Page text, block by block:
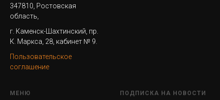
347810, Ростовская
область,
г. Каменск-Шахтинский, пр.
К. Маркса, 28, кабинет № 9.
Пользовательское
соглашение
МЕНЮ ПОДПИСКА НА НОВОСТИ